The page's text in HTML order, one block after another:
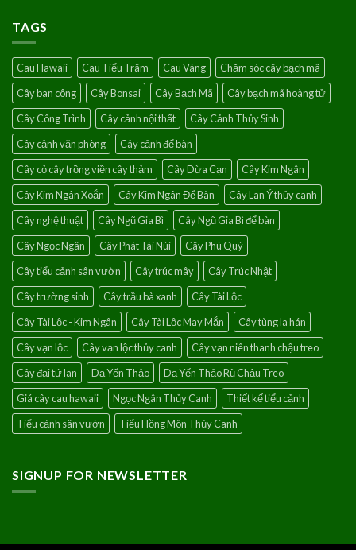
của
điềm
lành
TAGS
Cau Hawaii Cau Tiểu Trâm Cau Vàng
Chăm sóc cây bạch mã
Cây ban công
Cây Bonsai Cây Bạch Mã
Cây bạch mã hoàng tử
Cây Công Trình
Cây cảnh nội thất
Cây Cảnh Thủy Sinh
Cây cảnh văn phòng
Cây cảnh để bàn
Cây cỏ cây trồng viền cây thảm
Cây Dừa Cạn
Cây Kim Ngân
Cây Kim Ngân Xoắn
Cây Kim Ngân Để Bàn
Cây Lan Ý thủy canh
Cây nghệ thuật
Cây Ngũ Gia Bì
Cây Ngũ Gia Bì để bàn
Cây Ngọc Ngân
Cây Phát Tài Núi
Cây Phú Quý
Cây tiểu cảnh sân vườn
Cây trúc mây
Cây Trúc Nhật
Cây trường sinh
Cây trầu bà xanh
Cây Tài Lộc
Cây Tài Lộc - Kim Ngân
Cây Tài Lộc May Mắn
Cây tùng la hán
Cây vạn lộc
Cây vạn lộc thủy canh
Cây vạn niên thanh chậu treo
Cây đại tứ lan
Dạ Yến Thảo
Dạ Yến Thảo Rũ Chậu Treo
Giá cây cau hawaii
Ngọc Ngân Thủy Canh
Thiết kế tiểu cảnh
Tiểu cảnh sân vườn
Tiểu Hồng Môn Thủy Canh
SIGNUP FOR NEWSLETTER